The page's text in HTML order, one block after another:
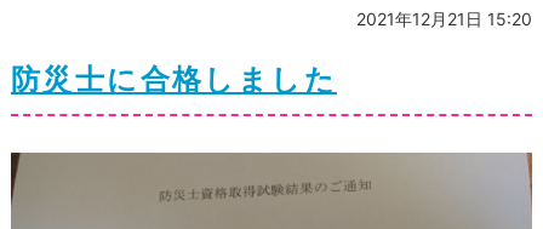
2021年12月21日 15:20
防災士に合格しました